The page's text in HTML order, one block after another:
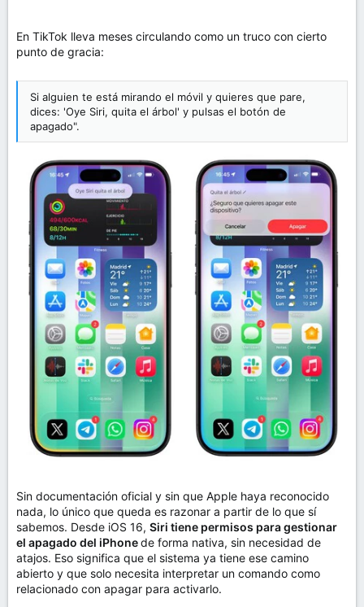
En TikTok lleva meses circulando como un truco con cierto
punto de gracia:
Si alguien te está mirando el móvil y quieres que pare,
dices: 'Oye Siri, quita el árbol' y pulsas el botón de
apagado".
Sin documentación oficial y sin que Apple haya reconocido
nada, lo único que queda es razonar a partir de lo que sí
sabemos. Desde iOS 16, Siri tiene permisos para gestionar
el apagado del iPhonede forma nativa, sin necesidad de
atajos. Eso significa que el sistema ya tiene ese camino
abierto y que solo necesita interpretar un comando como
relacionado con apagar para activarlo.